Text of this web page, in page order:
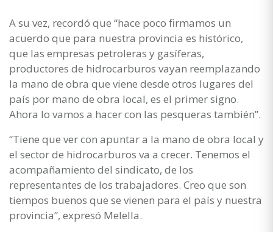
A su vez, recordó que “hace poco firmamos un
acuerdo que para nuestra provincia es histórico,
que las empresas petroleras y gasíferas,
productores de hidrocarburos vayan reemplazando
la mano de obra que viene desde otros lugares del
país por mano de obra local, es el primer signo.
Ahora lo vamos a hacer con las pesqueras también”.
“Tiene que ver con apuntar a la mano de obra local y
el sector de hidrocarburos va a crecer. Tenemos el
acompañamiento del sindicato, de los
representantes de los trabajadores. Creo que son
tiempos buenos que se vienen para el país y nuestra
provincia”, expresó Melella.